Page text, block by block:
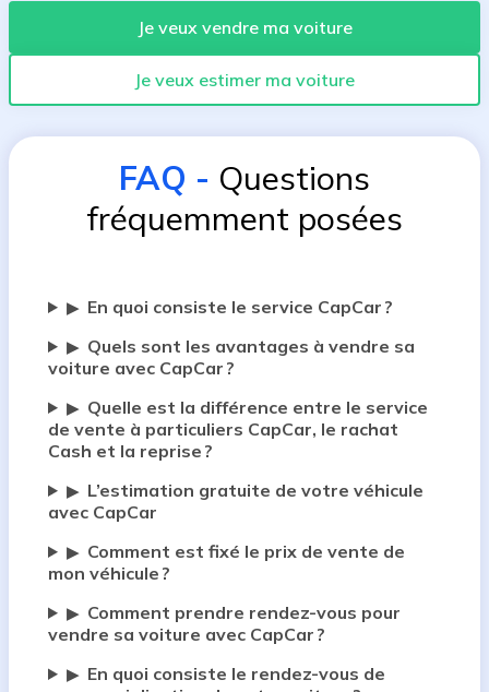
Je veux vendre ma voiture
Je veux estimer ma voiture
FAQ - Questions
fréquemment posées
▶ En quoi consiste le service CapCar ?
▶ Quels sont les avantages à vendre sa
voiture avec CapCar ?
▶ Quelle est la différence entre le service
de vente à particuliers CapCar, le rachat
Cash et la reprise ?
▶ L’estimation gratuite de votre véhicule
avec CapCar
▶ Comment est fixé le prix de vente de
mon véhicule ?
▶ Comment prendre rendez-vous pour
vendre sa voiture avec CapCar ?
▶ En quoi consiste le rendez-vous de